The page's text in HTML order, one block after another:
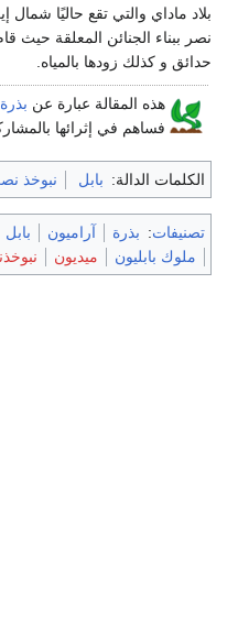
بلاد ماداي والتي تقع حاليًا شمال
نصر ببناء الجنائن المعلقة حيث
حدائق و كذلك زودها بالمياه.
هذه المقالة عبارة عن بذرة
فساهم في إثرائها
الكلمات الدالة: بابل نبوخذ
تصنيفات: بذرة آراميون بابل
ملوك بابليون
ميديون